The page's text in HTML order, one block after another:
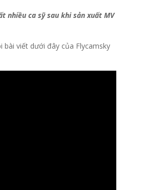
nhiều ca sỹ sau khi sản xuất MV
bài viết dưới đây của Flycamsky